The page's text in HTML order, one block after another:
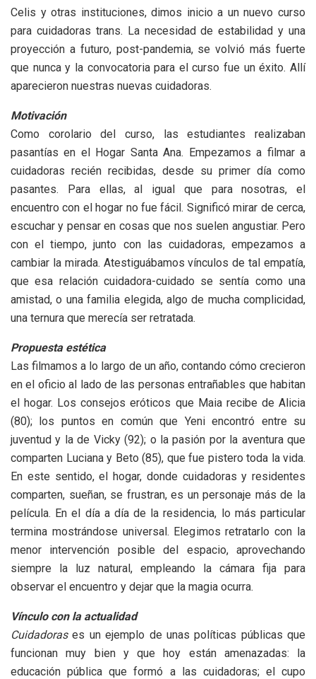
Celis y otras instituciones, dimos inicio a un nuevo curso
para cuidadoras trans. La necesidad de estabilidad y una
proyección a futuro, post-pandemia, se volvió más fuerte
que nunca y la convocatoria para el curso fue un éxito. Allí
aparecieron nuestras nuevas cuidadoras.
Motivación
Como corolario del curso, las estudiantes realizaban
pasantías en el Hogar Santa Ana. Empezamos a filmar a
cuidadoras recién recibidas, desde su primer día como
pasantes. Para ellas, al igual que para nosotras, el
encuentro con el hogar no fue fácil. Significó mirar de cerca,
escuchar y pensar en cosas que nos suelen angustiar. Pero
con el tiempo, junto con las cuidadoras, empezamos a
cambiar la mirada. Atestiguábamos vínculos de tal empatía,
que esa relación cuidadora-cuidado se sentía como una
amistad, o una familia elegida, algo de mucha complicidad,
una ternura que merecía ser retratada.
Propuesta estética
Las filmamos a lo largo de un año, contando cómo crecieron
en el oficio al lado de las personas entrañables que habitan
el hogar. Los consejos eróticos que Maia recibe de Alicia
(80); los puntos en común que Yeni encontró entre su
juventud y la de Vicky (92); o la pasión por la aventura que
comparten Luciana y Beto (85), que fue pistero toda la vida.
En este sentido, el hogar, donde cuidadoras y residentes
comparten, sueñan, se frustran, es un personaje más de la
película. En el día a día de la residencia, lo más particular
termina mostrándose universal. Elegimos retratarlo con la
menor intervención posible del espacio, aprovechando
siempre la luz natural, empleando la cámara fija para
observar el encuentro y dejar que la magia ocurra.
Vínculo con la actualidad
Cuidadorases un ejemplo de unas políticas públicas que
funcionan muy bien y que hoy están amenazadas: la
educación pública que formó a las cuidadoras; el cupo